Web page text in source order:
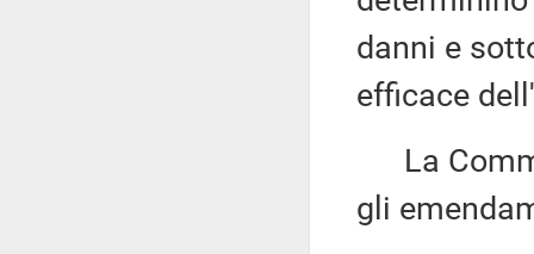
danni e
efficace
La
gli